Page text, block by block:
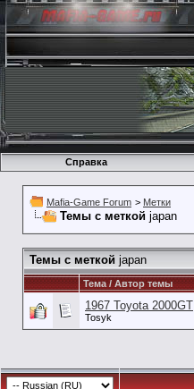
Справка
Mafia-Game Forum > Метки
Темы с меткой japan
Темы с меткой japan
Тема / Автор темы
1967 Toyota 2000GT
Tosyk